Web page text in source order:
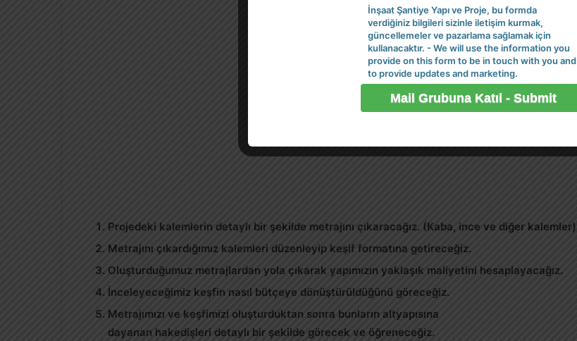
Projedeki kalemlerin detaylı bir şekilde metrajını çıkaracağız. (Kaba, ince ve diğer kalemler)
Metrajını çıkardığımız kalemleri düzenleyip keşif formatına getireceğiz.
Oluşturduğumuz metrajlardan yola çıkarak yapımızın yaklaşık maliyetini hesaplayacağız.
İnceleyeceğimiz keşfin nasıl bütçeye dönüştürüldüğünü göreceğiz.
Metrajımızı ve keşfimizi oluşturduktan sonra bunların altyapısına
dayanan hakedişleri detaylı bir şekilde görecek ve öğreneceğiz.
İnşaat Şantiye Yapı ve Proje, bu formda
verdiğiniz bilgileri sizinle iletişim kurmak,
güncellemeler ve pazarlama sağlamak için
kullanacaktır. - We will use the information you
provide on this form to be in touch with you and
to provide updates and marketing.